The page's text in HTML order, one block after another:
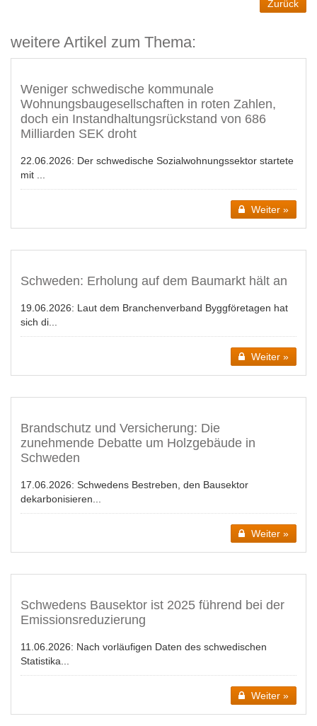
Zurück
weitere Artikel zum Thema:
Weniger schwedische kommunale
Wohnungsbaugesellschaften in roten Zahlen,
doch ein Instandhaltungsrückstand von 686
Milliarden SEK droht
22.06.2026: Der schwedische Sozialwohnungssektor startete
mit ...
Weiter »
Schweden: Erholung auf dem Baumarkt hält an
19.06.2026: Laut dem Branchenverband Byggföretagen hat
sich di...
Weiter »
Brandschutz und Versicherung: Die
zunehmende Debatte um Holzgebäude in
Schweden
17.06.2026: Schwedens Bestreben, den Bausektor
dekarbonisieren...
Weiter »
Schwedens Bausektor ist 2025 führend bei der
Emissionsreduzierung
11.06.2026: Nach vorläufigen Daten des schwedischen
Statistika...
Weiter »